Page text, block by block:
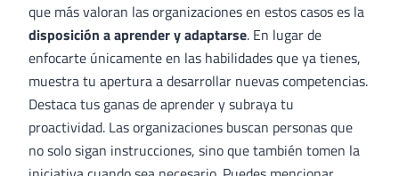
que más valoran las organizaciones en estos casos es la
disposición a aprender y adaptarse. En lugar de
enfocarte únicamente en las habilidades que ya tienes,
muestra tu apertura a desarrollar nuevas competencias.
Destaca tus ganas de aprender y subraya tu
proactividad. Las organizaciones buscan personas que
no solo sigan instrucciones, sino que también tomen la